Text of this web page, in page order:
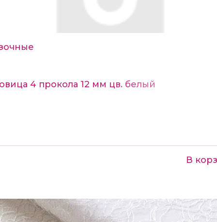
4 прокола 12 мм цв. белый
В